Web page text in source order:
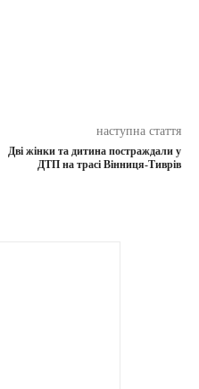
наступна стаття
Дві жінки та дитина постраждали у
ДТП на трасі Вінниця-Тиврів